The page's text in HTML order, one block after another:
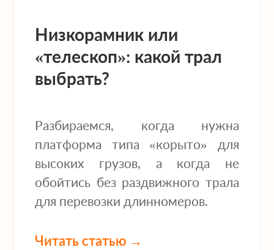
Низкорамник или
«телескоп»: какой трал
выбрать?
Разбираемся, когда нужна
платформа типа «корыто» для
высоких грузов, а когда не
обойтись без раздвижного трала
для перевозки длинномеров.
Читать статью →